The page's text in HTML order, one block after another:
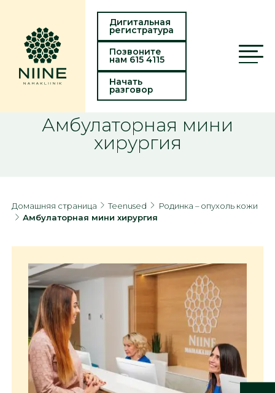
Дигитальная
регистратура
Позвоните
нам 615 4115
Начать
разговор
Амбулаторная мини
хирургия
Домашняя страница Teenused
Родинка – опухоль кожи
Амбулаторная мини хирургия